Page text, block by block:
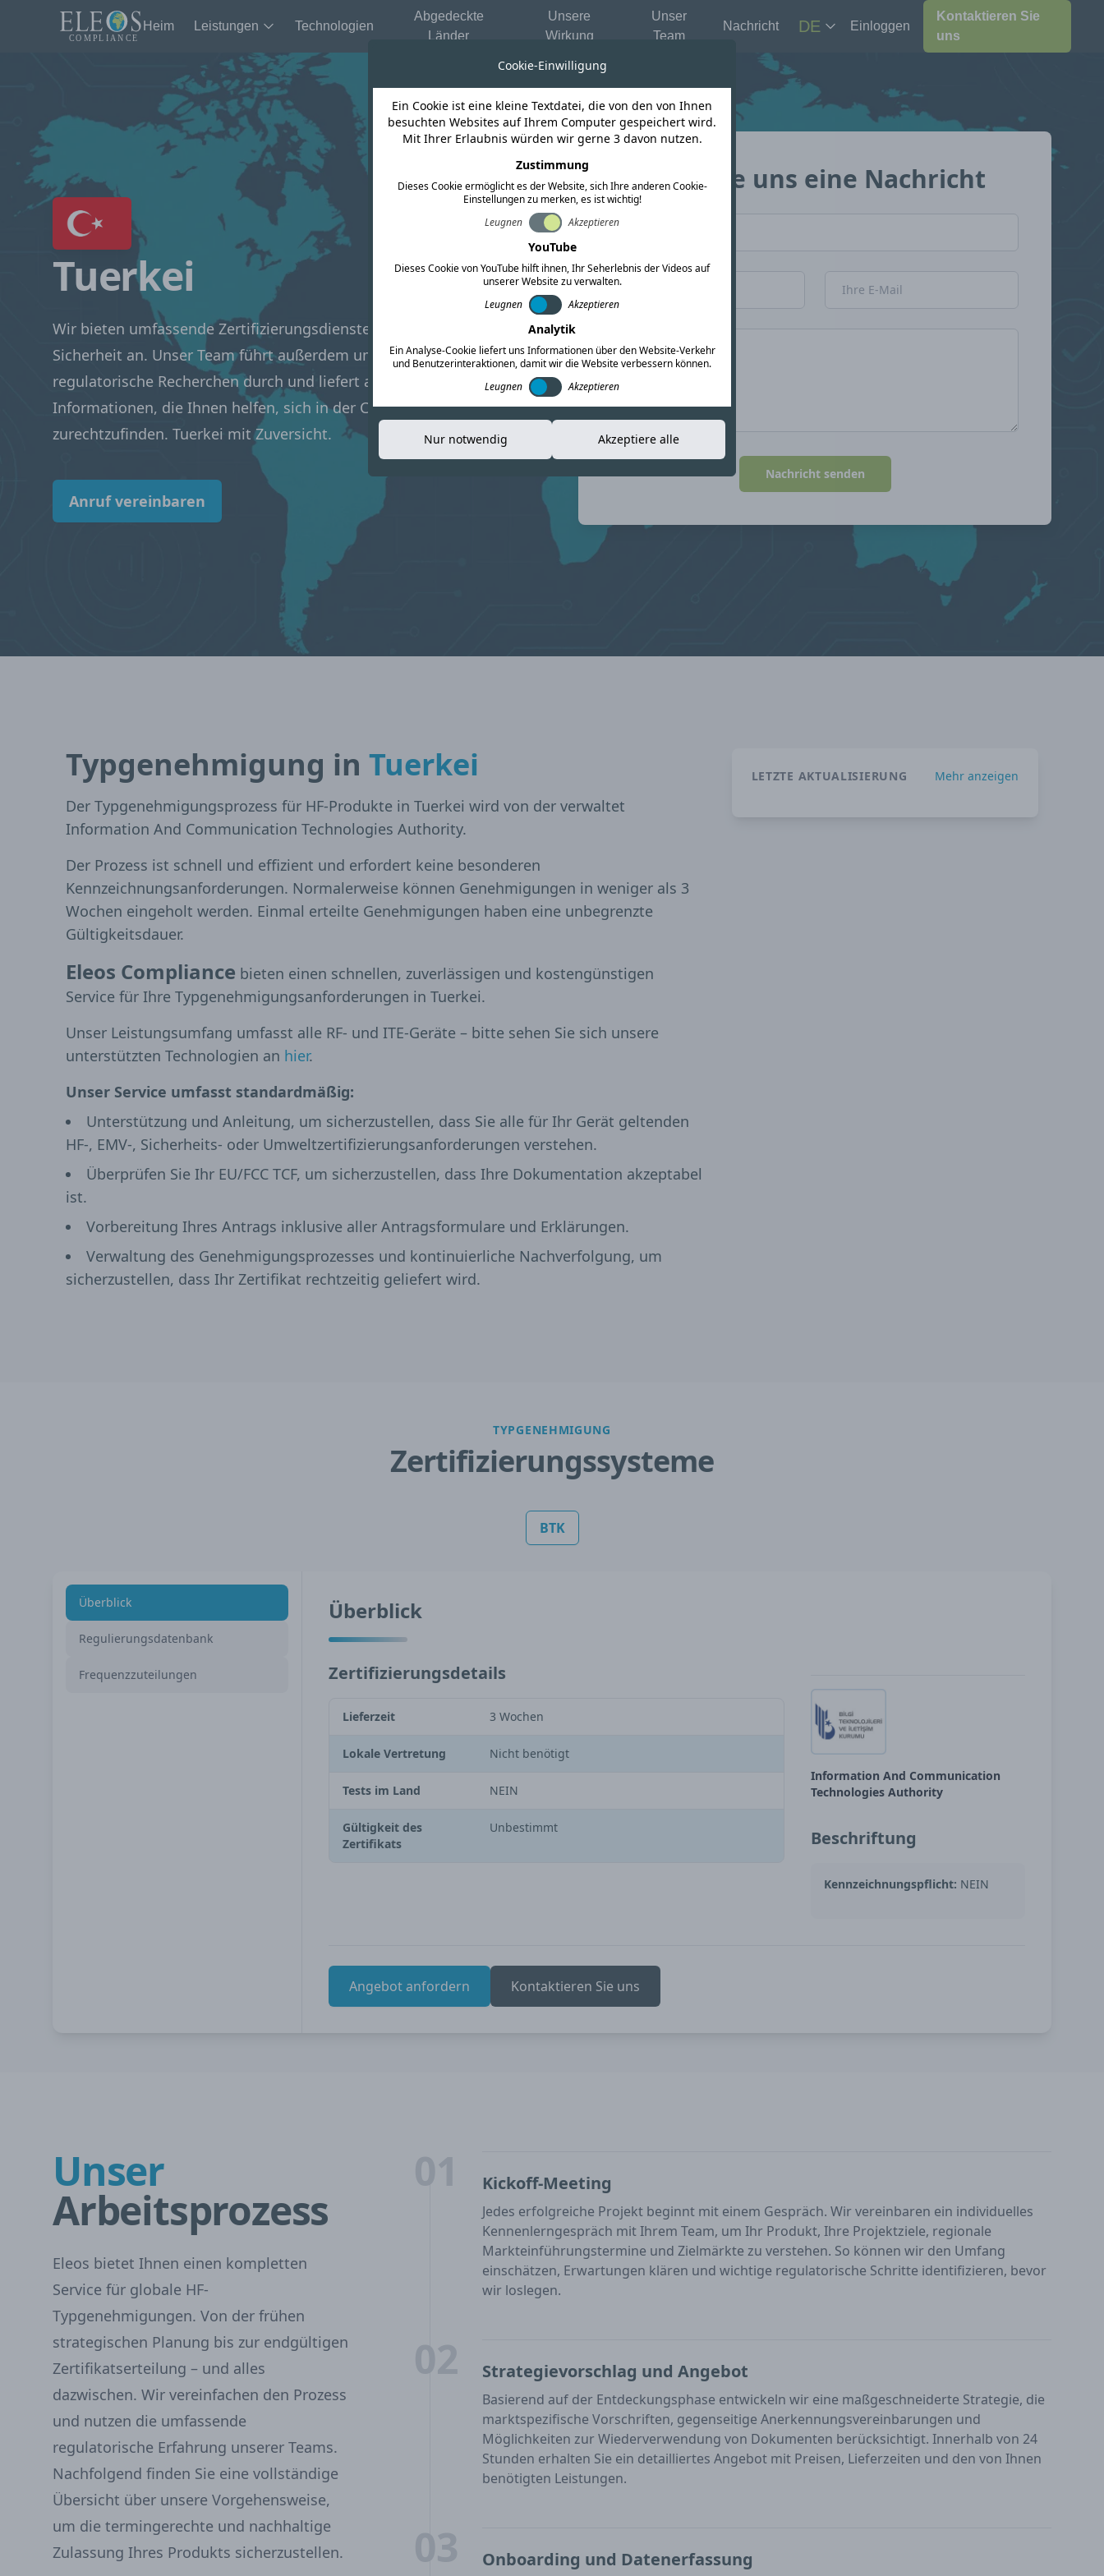
Heim Leistungen Technologien
Abgedeckte
Länder
Unsere
Wirkung
Unser
Team
Nachricht DE Einloggen
Kontaktieren Sie
uns
Tuerkei
Wir bieten umfassende Zertifizierungsdienste für HF, EMV und
Sicherheit an. Unser Team führt außerdem umfassende
regulatorische Recherchen durch und liefert aktuelle
Informationen, die Ihnen helfen, sich in der Compliance-Landschaft
zurechtzufinden. Tuerkei mit Zuversicht.
Anruf vereinbaren
Senden Sie uns eine Nachricht
Name der Firma
Name
Nachricht senden
Typgenehmigung in Tuerkei
Der Typgenehmigungsprozess für HF-Produkte in Tuerkei wird von der verwaltet
Information And Communication Technologies Authority.
Der Prozess ist schnell und effizient und erfordert keine besonderen
Kennzeichnungsanforderungen. Normalerweise können Genehmigungen in weniger als 3
Wochen eingeholt werden. Einmal erteilte Genehmigungen haben eine unbegrenzte
Gültigkeitsdauer.
Eleos Compliance bieten einen schnellen, zuverlässigen und kostengünstigen
Service für Ihre Typgenehmigungsanforderungen in Tuerkei.
Unser Leistungsumfang umfasst alle RF- und ITE-Geräte – bitte sehen Sie sich unsere
unterstützten Technologien an hier.
Unser Service umfasst standardmäßig:
Unterstützung und Anleitung, um sicherzustellen, dass Sie alle für Ihr Gerät geltenden
HF-, EMV-, Sicherheits- oder Umweltzertifizierungsanforderungen verstehen.
Überprüfen Sie Ihr EU/FCC TCF, um sicherzustellen, dass Ihre Dokumentation akzeptabel
ist.
Vorbereitung Ihres Antrags inklusive aller Antragsformulare und Erklärungen.
Verwaltung des Genehmigungsprozesses und kontinuierliche Nachverfolgung, um
sicherzustellen, dass Ihr Zertifikat rechtzeitig geliefert wird.
LETZTE AKTUALISIERUNG Mehr anzeigen
TYPGENEHMIGUNG
Zertifizierungssysteme
BTK
Überblick
Regulierungsdatenbank
Frequenzzuteilungen
Überblick
Zertifizierungsdetails
Lieferzeit 3 Wochen
Lokale Vertretung Nicht benötigt
Tests im Land NEIN
Gültigkeit des
Zertifikats
Unbestimmt
Information And Communication
Technologies Authority
Beschriftung
Kennzeichnungspflicht: NEIN
Angebot anfordern Kontaktieren Sie uns
Unser
Arbeitsprozess
Eleos bietet Ihnen einen kompletten
Service für globale HF-
Typgenehmigungen. Von der frühen
strategischen Planung bis zur endgültigen
Zertifikatserteilung – und alles
dazwischen. Wir vereinfachen den Prozess
und nutzen die umfassende
regulatorische Erfahrung unserer Teams.
Nachfolgend finden Sie eine vollständige
Übersicht über unsere Vorgehensweise,
um die termingerechte und nachhaltige
Zulassung Ihres Produkts sicherzustellen.
Kickoff-Meeting
Jedes erfolgreiche Projekt beginnt mit einem Gespräch. Wir vereinbaren ein individuelles
Kennenlerngespräch mit Ihrem Team, um Ihr Produkt, Ihre Projektziele, regionale
Markteinführungstermine und Zielmärkte zu verstehen. So können wir den Umfang
einschätzen, Erwartungen klären und wichtige regulatorische Schritte identifizieren, bevor
wir loslegen.
Strategievorschlag und Angebot
Basierend auf der Entdeckungsphase entwickeln wir eine maßgeschneiderte Strategie, die
marktspezifische Vorschriften, gegenseitige Anerkennungsvereinbarungen und
Möglichkeiten zur Wiederverwendung von Dokumenten berücksichtigt. Innerhalb von 24
Stunden erhalten Sie ein detailliertes Angebot mit Preisen, Lieferzeiten und den von Ihnen
benötigten Leistungen.
Onboarding und Datenerfassung
Cookie-Einwilligung
Ein Cookie ist eine kleine Textdatei, die von den von Ihnen
besuchten Websites auf Ihrem Computer gespeichert wird.
Mit Ihrer Erlaubnis würden wir gerne 3 davon nutzen.
Zustimmung
Dieses Cookie ermöglicht es der Website, sich Ihre anderen Cookie-
Einstellungen zu merken, es ist wichtig!
Leugnen
Akzeptieren
YouTube
Dieses Cookie von YouTube hilft ihnen, Ihr Seherlebnis der Videos auf
unserer Website zu verwalten.
Leugnen
Akzeptieren
Analytik
Ein Analyse-Cookie liefert uns Informationen über den Website-Verkehr
und Benutzerinteraktionen, damit wir die Website verbessern können.
Leugnen
Akzeptieren
Nur notwendig Akzeptiere alle